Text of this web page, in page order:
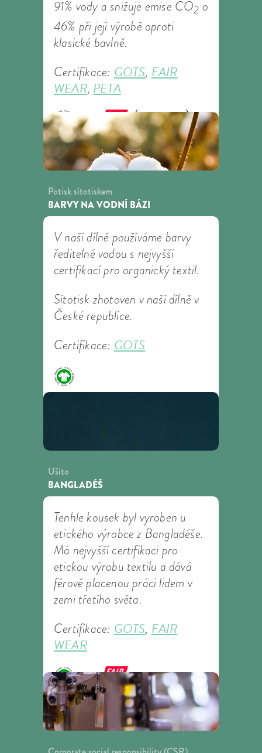
91% vody a snižuje emise CO2 o
46% při její výrobě oproti
klasické bavlně.
Certifikace: GOTS, FAIR
WEAR, PETA
Potisk sítotiskem
BARVY NA VODNÍ BÁZI
V naší dílně používáme barvy
ředitelné vodou s nejvyšší
certifikací pro organický textil.
Sítotisk zhotoven v naší dílně v
České republice.
Certifikace: GOTS
Ušito
BANGLADÉŠ
Tenhle kousek byl vyroben u
etického výrobce z Bangladéše.
Má nejvyšší certifikaci pro
etickou výrobu textilu a dává
férově placenou práci lidem v
zemi třetího světa.
Certifikace: GOTS, FAIR
WEAR